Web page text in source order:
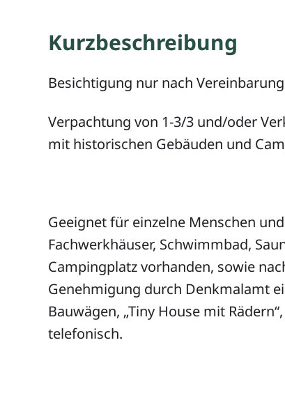
Kurzbeschreibung
Besichtigung nur nach
Verpachtung von 1-3/3 und/oder
mit historischen Gebäuden und
Geeignet für einzelne Menschen
Fachwerkhäuser, Schwimmbad,
Campingplatz vorhanden, sowie
Genehmigung durch Denkmalamt
Bauwägen, „Tiny House mit
telefonisch.